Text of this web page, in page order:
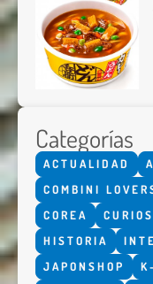
Categorías
ACTUALIDAD
COMBINI
COREA
HISTORIA
JAPONSHOP